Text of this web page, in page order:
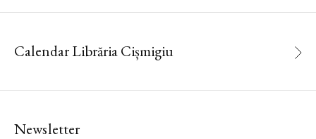
Calendar Librăria Cișmigiu
Newsletter